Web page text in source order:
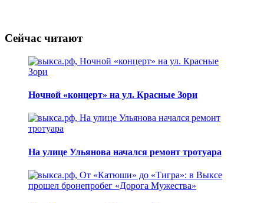
Сейчас читают
Ночной «концерт» на ул. Красные Зори
На улице Ульянова начался ремонт тротуара